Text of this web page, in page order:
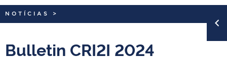
EDITAIS
INTERNACIONAL
PORTARIAS
NOTÍCIAS >
Bulletin CRI2I 2024